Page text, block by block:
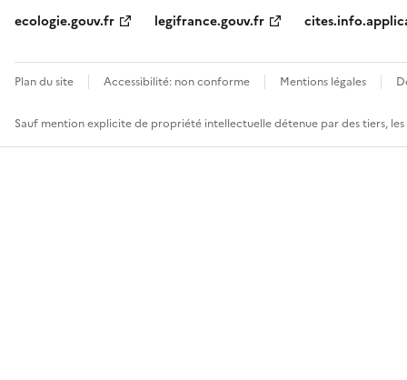
ecologie.gouv.fr
legifrance.gouv.fr
Plan du site Accessibilité: non conforme Mentions légales
Sauf mention explicite de propriété intellectuelle détenue par des tiers,